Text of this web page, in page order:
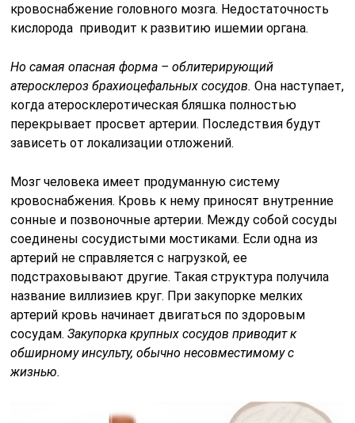
кровоснабжение головного мозга. Недостаточность
кислорода приводит к развитию ишемии органа.
Но самая опасная форма – облитерирующий
атеросклероз брахиоцефальных сосудов. Она наступает,
когда атеросклеротическая бляшка полностью
перекрывает просвет артерии. Последствия будут
зависеть от локализации отложений.
Мозг человека имеет продуманную систему
кровоснабжения. Кровь к нему приносят внутренние
сонные и позвоночные артерии. Между собой сосуды
соединены сосудистыми мостиками. Если одна из
артерий не справляется с нагрузкой, ее
подстраховывают другие. Такая структура получила
название виллизиев круг. При закупорке мелких
артерий кровь начинает двигаться по здоровым
сосудам.Закупорка крупных сосудов приводит к
обширному инсульту, обычно несовместимому с
жизнью.